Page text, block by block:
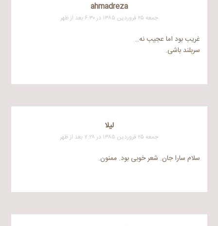
ahmadreza
جمعه ۲۵ فروردین ۱۳۸۵ در ۶:۳۰ بعد از ظهر
غریب بود اما عجیب نه…
سربلند باشی.
لیلا
جمعه ۲۵ فروردین ۱۳۸۵ در ۷:۲۸ بعد از ظهر
سلام سارا جان. شعر خوبی بود. ممنون.